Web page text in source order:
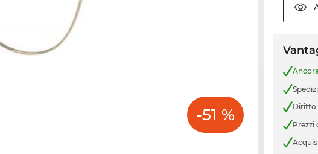
-51 %
Diritto
Prezzi